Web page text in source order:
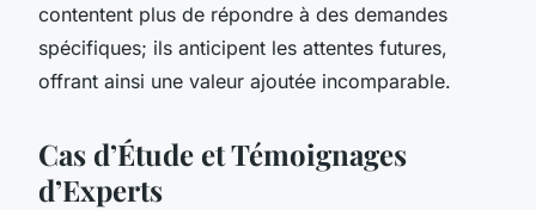
contentent plus de répondre à des demandes
spécifiques; ils anticipent les attentes futures,
offrant ainsi une valeur ajoutée incomparable.
Cas d’Étude et Témoignages
d’Experts